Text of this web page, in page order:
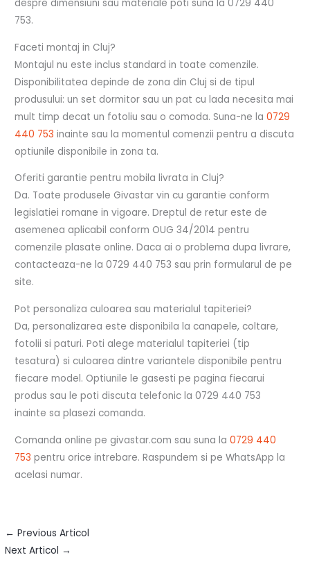
despre dimensiuni sau materiale poti suna la 0729 440
753.
Faceti montaj in Cluj?
Montajul nu este inclus standard in toate comenzile.
Disponibilitatea depinde de zona din Cluj si de tipul
produsului: un set dormitor sau un pat cu lada necesita mai
mult timp decat un fotoliu sau o comoda. Suna-ne la0729
440 753 inainte sau la momentul comenzii pentru a discuta
optiunile disponibile in zona ta.
Oferiti garantie pentru mobila livrata in Cluj?
Da. Toate produsele Givastar vin cu garantie conform
legislatiei romane in vigoare. Dreptul de retur este de
asemenea aplicabil conform OUG 34/2014 pentru
comenzile plasate online. Daca ai o problema dupa livrare,
contacteaza-ne la 0729 440 753 sau prin formularul de pe
site.
Pot personaliza culoarea sau materialul tapiteriei?
Da, personalizarea este disponibila la canapele, coltare,
fotolii si paturi. Poti alege materialul tapiteriei (tip
tesatura) si culoarea dintre variantele disponibile pentru
fiecare model. Optiunile le gasesti pe pagina fiecarui
produs sau le poti discuta telefonic la 0729 440 753
inainte sa plasezi comanda.
Comanda online pe givastar.com sau suna la0729 440
753 pentru orice intrebare. Raspundem si pe WhatsApp la
acelasi numar.
← Previous Articol
Next Articol →